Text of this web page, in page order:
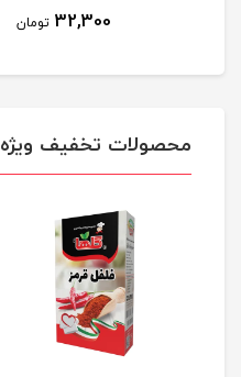
32,300 تومان
محصولات تخفیف ویژه